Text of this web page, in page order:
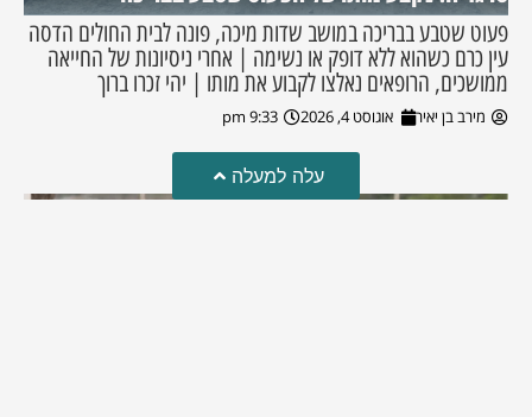
פעוט שטבע בבריכה במושב שדות מיכה, פונה לבית החולים הדסה
עין כרם כשהוא ללא דופק או נשימה | אחרי ניסיונות של החייאה
ממושכים, הרופאים נאלצו לקבוע את מותו | יהי זכרו ברוך
מירב בן יאיר אוגוסט 4, 2026 9:33 pm
עלה למעלה